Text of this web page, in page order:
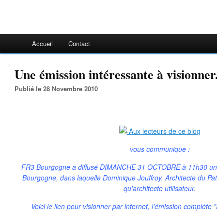
Accueil Contact
Une émission intéressante à
Publié le 28 Novembre 2010
vous communique :
FR3 Bourgogne a diffusé DIMANCHE 31 OCTOBRE à 11h30
Bourgogne, dans laquelle Dominique Jouffroy, Architecte du
qu'architecte utilisateur.
Voici le lien pour visionner par internet, l'émission